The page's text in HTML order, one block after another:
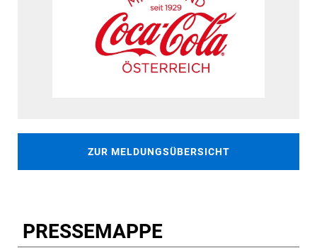
ZUR MELDUNGSÜBERSICHT
PRESSEMAPPE